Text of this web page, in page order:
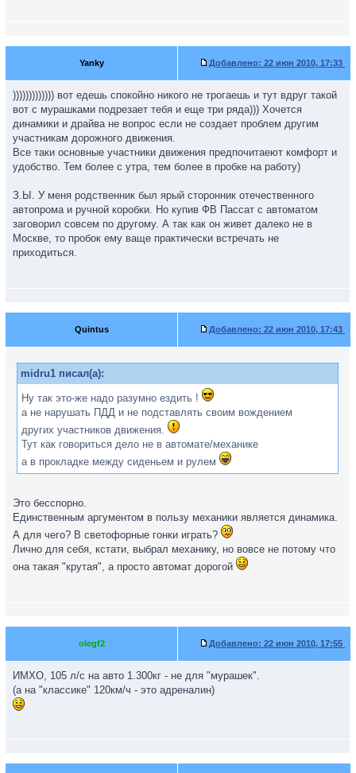
Yanky Добавлено: 22 июн 2010, 17:33
))))))))))))) вот едешь спокойно никого не трогаешь и тут вдруг такой
вот с мурашками подрезает тебя и еще три ряда))) Хочется
динамики и драйва не вопрос если не создает проблем другим
участникам дорожного движения.
Все таки основные участники движения предпочитаеют комфорт и
удобство. Тем более с утра, тем более в пробке на работу)
З.Ы. У меня родственник был ярый сторонник отечественного
автопрома и ручной коробки. Но купив ФВ Пассат с автоматом
заговорил совсем по другому. А так как он живет далеко не в
Москве, то пробок ему ваще практически встречать не
приходиться.
Quintus Добавлено: 22 июн 2010, 17:43
midru1 писал(а):
Ну так это-же надо разумно ездить !
а не нарушать ПДД и не подставлять своим вождением
других участников движения.
Тут как говориться дело не в автомате/механике
а в прокладке между сиденьем и рулем
Это бесспорно.
Единственным аргументом в пользу механики является динамика.
А для чего? В светофорные гонки играть?
Лично для себя, кстати, выбрал механику, но вовсе не потому что
она такая "крутая", а просто автомат дорогой
olegf2 Добавлено: 22 июн 2010, 17:55
ИМХО, 105 л/с на авто 1.300кг - не для "мурашек".
(а на "классике" 120км/ч - это адреналин)